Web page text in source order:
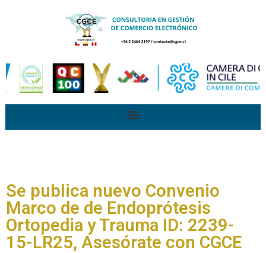
Se publica nuevo Convenio
Marco de de Endoprótesis
Ortopedia y Trauma ID: 2239-
15-LR25, Asesórate con CGCE